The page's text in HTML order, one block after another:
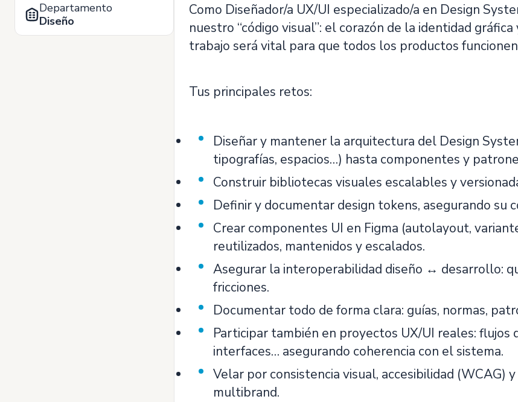
Departamento
Diseño
Como Diseñador/a UX/UI especializado/a en Design
nuestro “código visual”: el corazón de la identidad
trabajo será vital para que todos los productos
Tus principales retos:
Diseñar y mantener la arquitectura del Design
tipografías, espacios…) hasta componentes y
Construir bibliotecas visuales escalables y
Definir y documentar design tokens, asegurando su
Crear componentes UI en Figma (autolayout,
reutilizados, mantenidos y escalados.
Asegurar la interoperabilidad diseño ↔ desarrollo:
fricciones.
Documentar todo de forma clara: guías, normas,
Participar también en proyectos UX/UI reales: flujos
interfaces… asegurando coherencia con el sistema.
Velar por consistencia visual, accesibilidad (WCAG)
multibrand.